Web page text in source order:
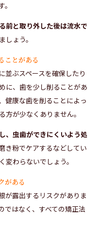
前と取り外した後は流水で
しょう。
ことがある
並ぶスペースを確保したり
に、歯を少し削ることがあ
健康な歯を削ることによっ
方が少なくありません。
、虫歯ができにくいよう処
き粉でケアするなどしてい
わらないでしょう。
がある
が露出するリスクがありま
ではなく、すべての矯正法